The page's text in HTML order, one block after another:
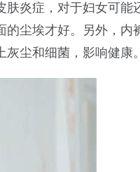
肤炎症，对于妇女可能
的尘埃才好。另外，内
灰尘和细菌，影响健康